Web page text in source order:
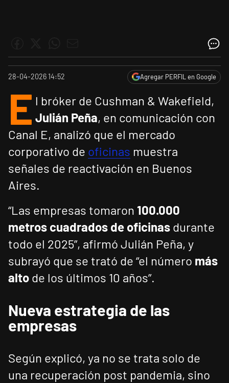
28-04-2026 14:52 Agregar PERFIL en Google
E l bróker de Cushman & Wakefield,
Julián Peña, en comunicación con
Canal E, analizó que el mercado
corporativo de oficinas muestra
señales de reactivación en Buenos
Aires.
“Las empresas tomaron 100.000
metros cuadrados de oficinas durante
todo el 2025”, afirmó Julián Peña, y
subrayó que se trató de “el número más
alto de los últimos 10 años”.
Nueva estrategia de las
empresas
Según explicó, ya no se trata solo de
una recuperación post pandemia, sino